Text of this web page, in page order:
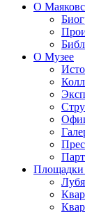
О
О Музее
Площадки